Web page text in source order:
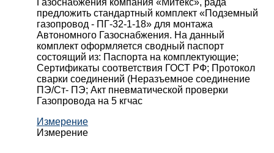
предложить стандартный комплект «Подземный
газопровод - ПГ-32-1-18» для монтажа
Автономного Газоснабжения. На данный
комплект оформляется сводный паспорт
состоящий из: Паспорта на комплектующие;
Сертификаты соответствия ГОСТ РФ; Протокол
сварки соединений (Неразъемное соединение
ПЭ/Ст- ПЭ; Акт пневматической проверки
Газопровода на 5 кгчас
Измерение
Измерение